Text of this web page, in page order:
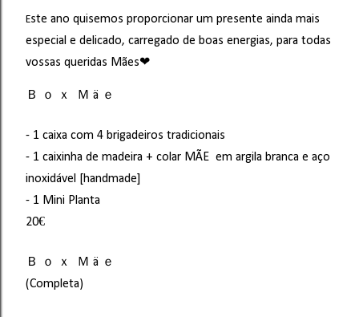
Este ano quisemos proporcionar um presente ainda mais
especial e delicado, carregado de boas energias, para todas
vossas queridas Mães❤
Ｂ ｏ ｘ Ｍ ä ｅ
- 1 caixa com 4 brigadeiros tradicionais
- 1 caixinha de madeira + colar MÃE em argila branca e aço
inoxidável [handmade]
- 1 Mini Planta
20€
Ｂ ｏ ｘ Ｍ ä ｅ
(Completa)